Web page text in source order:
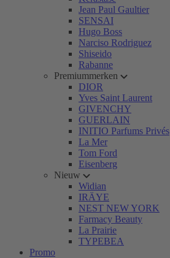
Jean Paul Gaultier
SENSAI
Hugo Boss
Narciso Rodriguez
Shiseido
Rabanne
Premiummerken
DIOR
Yves Saint Laurent
GIVENCHY
GUERLAIN
INITIO Parfums Privés
La Mer
Tom Ford
Eisenberg
Nieuw
Widian
IRÄYE
NEST NEW YORK
Farmacy Beauty
La Prairie
TYPEBEA
Promo